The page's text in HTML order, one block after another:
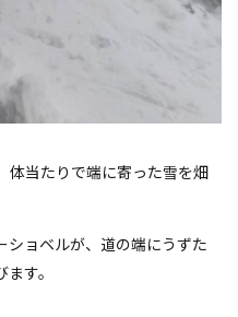
体当たりで端に寄った雪を畑
ショベルが、道の端にうずた
す。